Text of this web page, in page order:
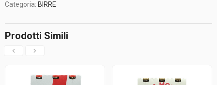
Categoria: BIRRE
Prodotti Simili